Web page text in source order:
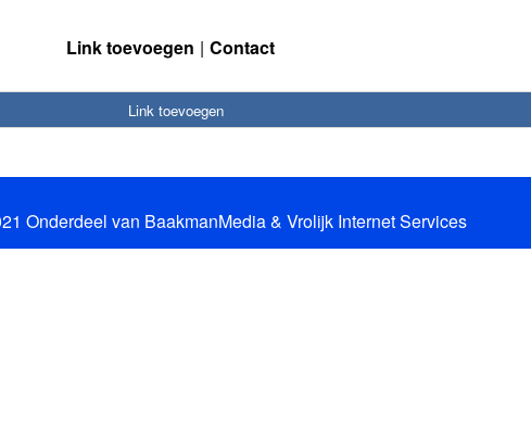
Link toevoegen Contact
Link toevoegen
Onderdeel van BaakmanMedia& Vrolijk Internet Services